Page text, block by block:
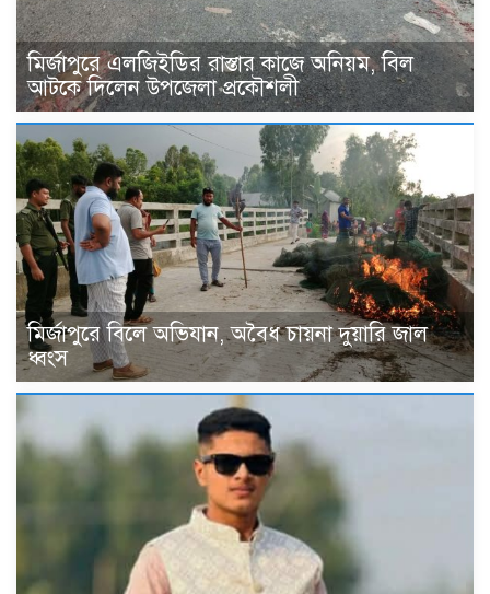
মির্জাপুরে এলজিইডির রাস্তার কাজে অনিয়ম, বিল
আটকে দিলেন উপজেলা প্রকৌশলী
মির্জাপুরে বিলে অভিযান, অবৈধ চায়না দুয়ারি জাল
ধ্বংস